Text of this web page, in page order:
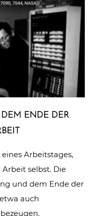
ENDE DER
Arbeitstages,
selbst. Die
und dem Ende der
auch